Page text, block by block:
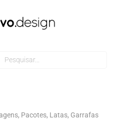
Pacotes, Latas, Garrafas